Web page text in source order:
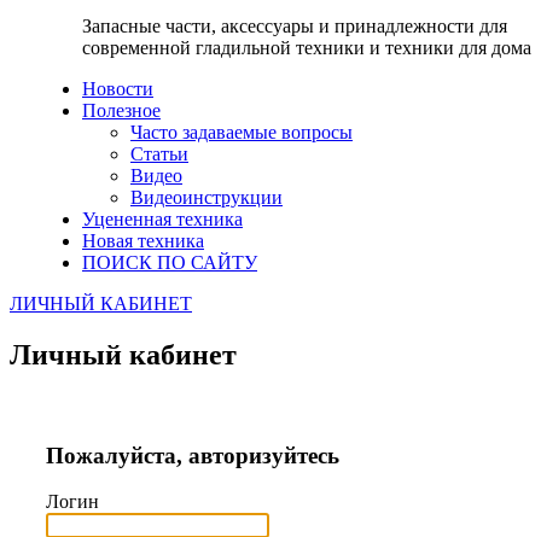
Запасные части, аксессуары и принадлежности для
современной гладильной техники и техники для дома
Новости
Полезное
Часто задаваемые вопросы
Статьи
Видео
Видеоинструкции
Уцененная техника
Новая техника
ПОИСК ПО САЙТУ
ЛИЧНЫЙ КАБИНЕТ
Личный кабинет
Пожалуйста, авторизуйтесь
Логин